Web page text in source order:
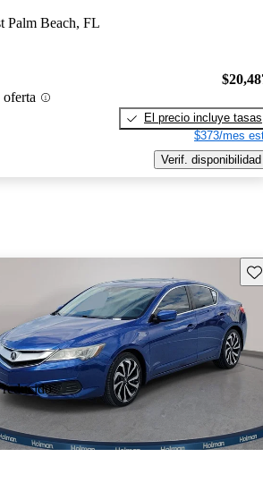
Palm Beach, FL
oferta
El precio incluye tasas
$373/mes
Verif. disponibilidad
Aviso
reducido